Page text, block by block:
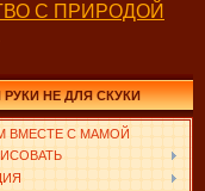
С ПРИРОДОЙ
НЕ ДЛЯ СКУКИ
ВМЕСТЕ С МАМОЙ